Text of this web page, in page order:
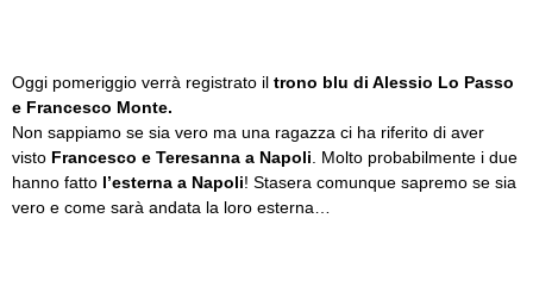
Oggi pomeriggio verrà registrato il trono blu di Alessio Lo Passo
e Francesco Monte.
Non sappiamo se sia vero ma una ragazza ci ha riferito di aver
visto Francesco e Teresanna a Napoli . Molto probabilmente i due
hanno fatto l’esterna a Napoli! Stasera comunque sapremo se sia
vero e come sarà andata la loro esterna…